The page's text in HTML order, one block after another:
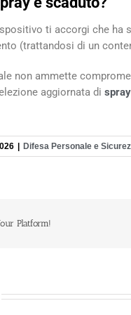
ti accorgi che ha
(trattandosi di un
non ammette
aggiornata di
| Difesa Personale e
Platform!